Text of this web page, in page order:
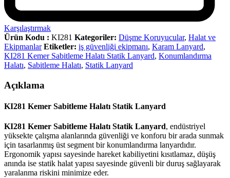
Karşılaştırmak
Ürün Kodu : KI281 Kategoriler: Düşme Koruyucular, Halat ve
Ekipmanlar Etiketler: iş güvenliği ekipmanı, Karam Lanyard,
KI281 Kemer Sabitleme Halatı Statik Lanyard, Konumlandırma
Halatı, Sabitleme Halatı, Statik Lanyard
Açıklama
KI281 Kemer Sabitleme Halatı Statik Lanyard
KI281 Kemer Sabitleme Halatı Statik Lanyard, endüstriyel
yüksekte çalışma alanlarında güvenliği ve konforu bir arada sunmak
için tasarlanmış üst segment bir konumlandırma lanyardıdır.
Ergonomik yapısı sayesinde hareket kabiliyetini kısıtlamaz, düşüş
anında ise statik halat yapısı sayesinde güvenli bir duruş sağlayarak
yaralanma riskini minimize eder.